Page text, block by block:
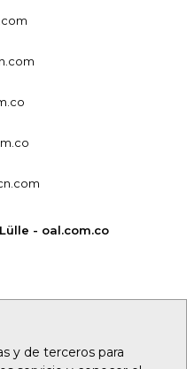
y de terceros para
- oal.com.co